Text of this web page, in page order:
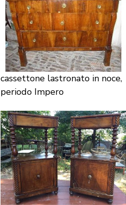
cassettone lastronato in noce,
periodo Impero